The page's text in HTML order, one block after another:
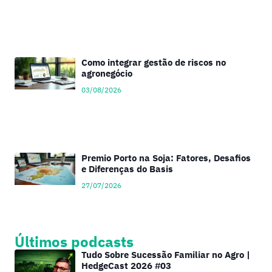
Como integrar gestão de riscos no
agronegócio
03/08/2026
Premio Porto na Soja: Fatores, Desafios
e Diferenças do Basis
27/07/2026
Últimos podcasts
Tudo Sobre Sucessão Familiar no Agro |
HedgeCast 2026 #03